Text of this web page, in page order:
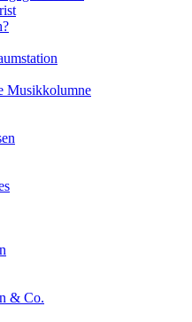
Musikkolumne
& Co.